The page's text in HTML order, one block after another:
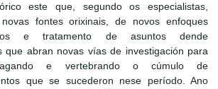
este que, segundo os especialistas,
fontes orixinais, de novos enfoques
e tratamento de asuntos dende
que abran novas vías de investigación para
e vertebrando o cúmulo de
que se sucederon nese período. Ano